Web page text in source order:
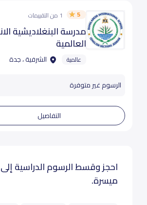
5 1 من التقييمات
مدرسة البنغلاديشية
العالمية
عالمية الشرفية ، جدة
الرسوم غير متوفرة
التفاصيل
احجز وقسط الرسوم الدراسية
ميسرة.